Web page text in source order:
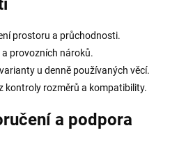
prostoru a průchodnosti.
provozních nároků.
u denně používaných věcí.
kontroly rozměrů a kompatibility.
a podpora